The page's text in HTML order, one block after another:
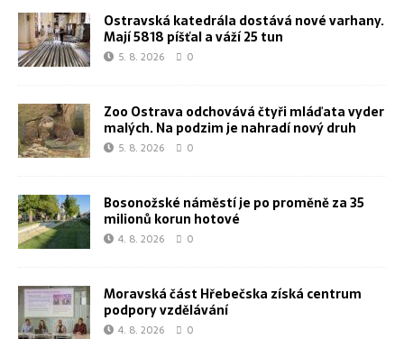
Ostravská katedrála dostává nové varhany.
Mají 5818 píšťal a váží 25 tun
5. 8. 2026 0
Zoo Ostrava odchovává čtyři mláďata vyder
malých. Na podzim je nahradí nový druh
5. 8. 2026 0
Bosonožské náměstí je po proměně za 35
milionů korun hotové
4. 8. 2026 0
Moravská část Hřebečska získá centrum
podpory vzdělávání
4. 8. 2026 0